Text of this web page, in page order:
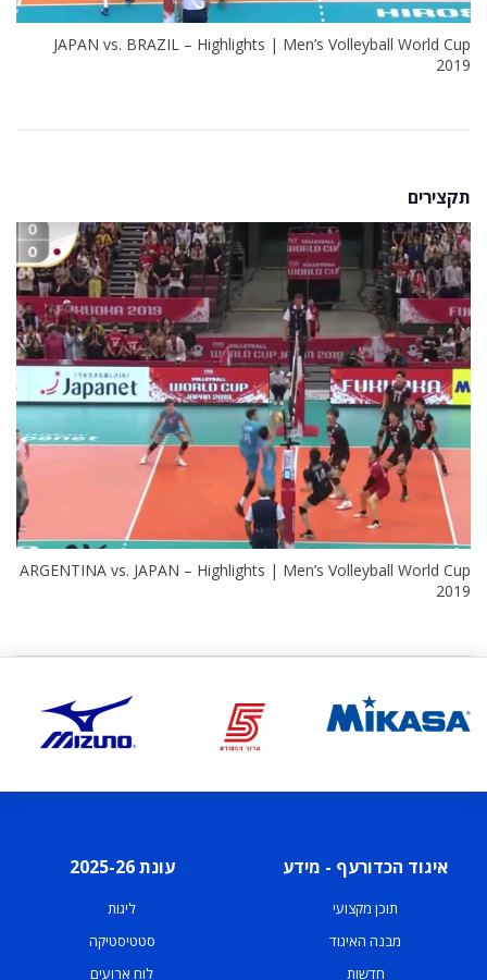
JAPAN vs. BRAZIL – Highlights | Men’s Volleyball World Cup
2019
תקצירים
ARGENTINA vs. JAPAN – Highlights | Men’s Volleyball World Cup
2019
איגוד הכדורעף - מידע
תוכן מקצועי
מבנה האיגוד
חדשות
עונת 2025-26
ליגות
סטטיסטיקה
לוח ארועים